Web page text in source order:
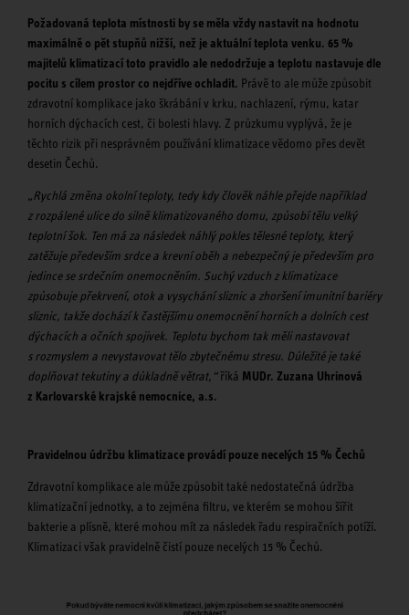
Požadovaná teplota místnosti by se měla vždy nastavit na hodnotu
maximálně o pět stupňů nižší, než je aktuální teplota venku. 65 %
majitelů klimatizací toto pravidlo ale nedodržuje a teplotu nastavuje dle
pocitu s cílem prostor co nejdříve ochladit. Právě to ale může způsobit
zdravotní komplikace jako škrábání v krku, nachlazení, rýmu, katar
horních dýchacích cest, či bolesti hlavy. Z průzkumu vyplývá, že je
těchto rizik při nesprávném používání klimatizace vědomo přes devět
desetin Čechů.
„Rychlá změna okolní teploty, tedy kdy člověk náhle přejde například
z rozpálené ulice do silně klimatizovaného domu, způsobí tělu velký
teplotní šok. Ten má za následek náhlý pokles tělesné teploty, který
zatěžuje především srdce a krevní oběh a nebezpečný je především pro
jedince se srdečním onemocněním. Suchý vzduch z klimatizace
způsobuje překrvení, otok a vysychání sliznic a zhoršení imunitní bariéry
sliznic, takže dochází k častějšímu onemocnění horních a dolních cest
dýchacích a očních spojivek. Teplotu bychom tak měli nastavovat
s rozmyslem a nevystavovat tělo zbytečnému stresu. Důležité je také
doplňovat tekutiny a důkladně větrat,“říká MUDr. Zuzana Uhrinová
z Karlovarské krajské nemocnice, a.s.
Pravidelnou údržbu klimatizace provádí pouze necelých 15 % Čechů
Zdravotní komplikace ale může způsobit také nedostatečná údržba
klimatizační jednotky, a to zejména filtru, ve kterém se mohou šířit
bakterie a plísně, které mohou mít za následek řadu respiračních potíží.
Klimatizaci však pravidelně čistí pouze necelých 15 % Čechů.